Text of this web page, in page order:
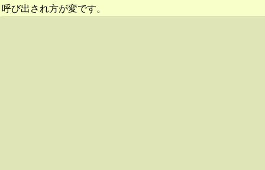
呼び出され方が変です。